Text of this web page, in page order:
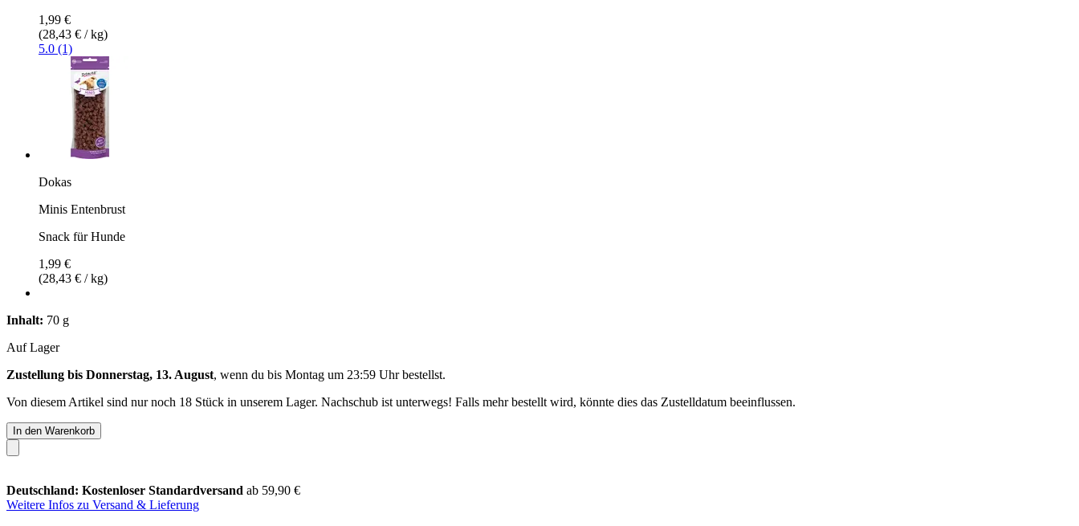
1,99 €
(28,43 € / kg)
5.0 (1)
Dokas
Minis Entenbrust
Snack für Hunde
1,99 €
(28,43 € / kg)
Inhalt: 70 g
Auf Lager
Zustellung bis Donnerstag, 13. August, wenn du bis Montag um 23:59 Uhrbestellst.
Von diesem Artikel sind nur noch 18 Stück in unserem Lager. Nachschub ist unterwegs! Falls mehr bestellt wird, könnte dies das Zustelldatum beeinflussen.
In den Warenkorb
Deutschland: Kostenloser Standardversand ab 59,90 €
Weitere Infos zu Versand & Lieferung